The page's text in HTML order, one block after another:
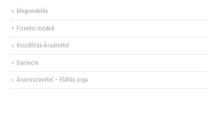
Megrendelés
Fizetési módok
Kiszállítás-Áruátvétel
Garancia
Áruvisszavétel – Elállás joga